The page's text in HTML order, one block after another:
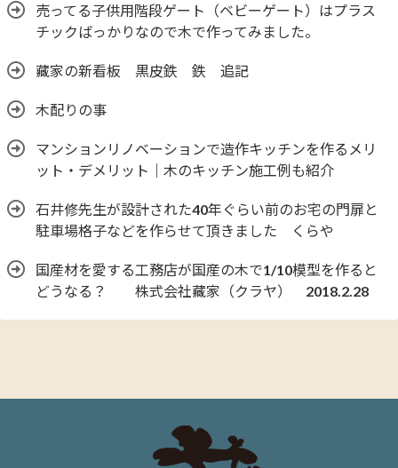
売ってる子供用階段ゲート（ベビーゲート）はプラス
チックばっかりなので木で作ってみました。
藏家の新看板 黒皮鉄 鉄 追記
木配りの事
マンションリノベーションで造作キッチンを作るメリ
ット・デメリット｜木のキッチン施工例も紹介
石井修先生が設計された40年ぐらい前のお宅の門扉と
駐車場格子などを作らせて頂きました くらや
国産材を愛する工務店が国産の木で1/10模型を作ると
どうなる？ 株式会社藏家（クラヤ） 2018.2.28